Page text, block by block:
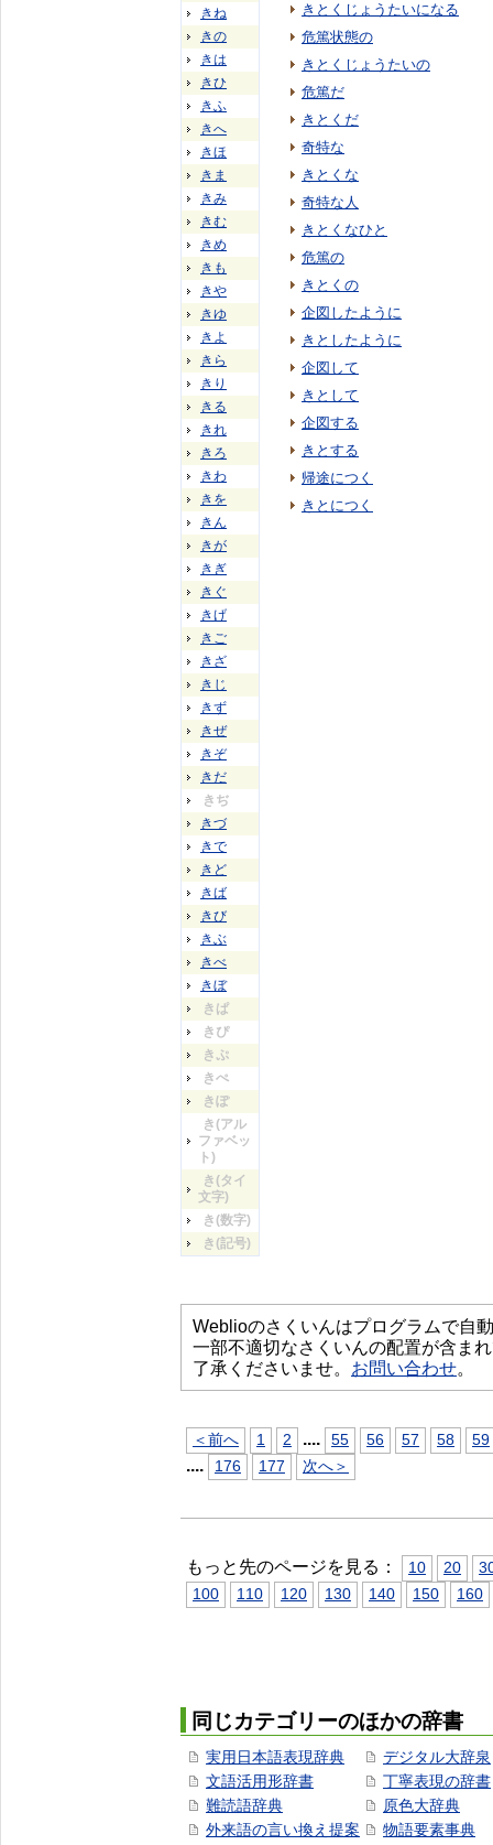
きね
きの
きは
きひ
きふ
きへ
きほ
きま
きみ
きむ
きめ
きも
きや
きゆ
きよ
きら
きり
きる
きれ
きろ
きわ
きを
きん
きが
きぎ
きぐ
きげ
きご
きざ
きじ
きず
きぜ
きぞ
きだ
きぢ
きづ
きで
きど
きば
きび
きぶ
きべ
きぼ
きぱ
きぴ
きぷ
きぺ
きぽ
き(アル
ファベッ
ト)
き(タイ
文字)
き(数字)
き(記号)
きとくじょうたいになる
危篤状態の
きとくじょうたいの
危篤だ
きとくだ
奇特な
きとくな
奇特な人
きとくなひと
危篤の
きとくの
企図したように
きとしたように
企図して
きとして
企図する
きとする
帰途につく
きとにつく
Weblioのさくいんはプログラムで自
一部不適切なさくいんの配置が含ま
了承くださいませ。 お問い合わせ。
＜前へ 1 2 .... 55 56 57 58 59
.... 176 177 次へ＞
もっと先のページを見る： 10 20
100
110 120 130 140 150 160
同じカテゴリーのほかの辞書
実用日本語表現辞典
文語活用形辞書
難読語辞典
外来語の言い換え提案
デジタル大辞泉
丁寧表現の辞書
原色大辞典
物語要素事典